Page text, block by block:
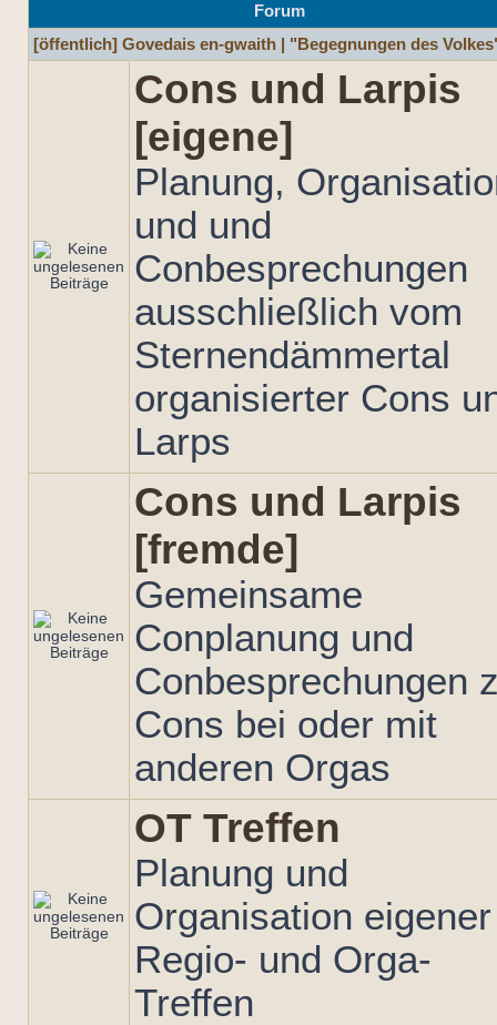
Forum
[öffentlich] Govedais en-gwaith | "Begegnungen des
Cons und Larpis
[eigene]
Planung,
und und
Conbesprechungen
ausschließlich vom
Sternendämmertal
organisierter Cons
Larps
Cons und Larpis
[fremde]
Gemeinsame
Conplanung und
Conbesprechungen
Cons bei oder mit
anderen Orgas
OT Treffen
Planung und
Organisation eigener
Regio- und Orga-
Treffen